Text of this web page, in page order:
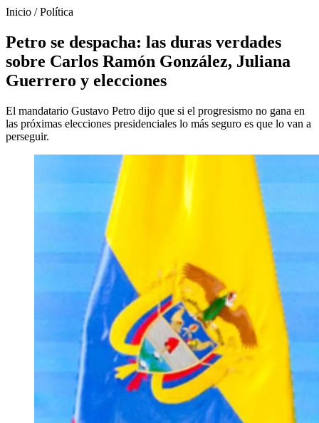
Inicio /Política
Petro se despacha: las duras verdades
sobre Carlos Ramón González, Juliana
Guerrero y elecciones
El mandatario Gustavo Petro dijo que si el progresismo no gana en
las próximas elecciones presidenciales lo más seguro es que lo van a
perseguir.